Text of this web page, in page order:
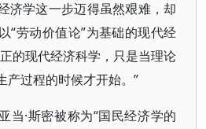
济学这一步迈得虽然艰难，却
“劳动价值论”为基础的现代经
的现代经济科学，只是当理论
产过程的时候才开始。”
当·斯密被称为“国民经济学的